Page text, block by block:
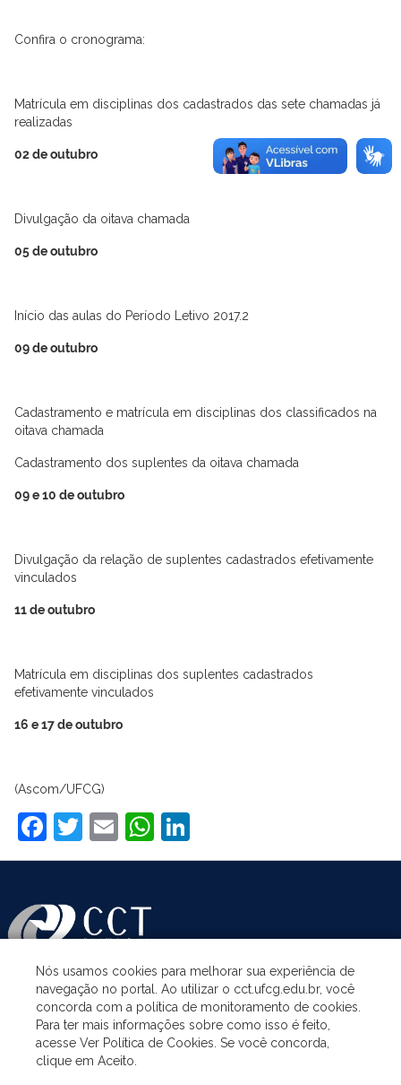
Confira o cronograma:
Matrícula em disciplinas dos cadastrados das sete chamadas já
realizadas
02 de outubro
Divulgação da oitava chamada
05 de outubro
Início das aulas do Período Letivo 2017.2
09 de outubro
Cadastramento e matrícula em disciplinas dos classificados na
oitava chamada
Cadastramento dos suplentes da oitava chamada
09 e 10 de outubro
Divulgação da relação de suplentes cadastrados efetivamente
vinculados
11 de outubro
Matrícula em disciplinas dos suplentes cadastrados
efetivamente vinculados
16 e 17 de outubro
(Ascom/UFCG)
Facebook
Twitter
EmailWhatsApp
ASSUNTOS
ACESSO À INFORMAÇÃO
Nós usamos cookies para melhorar sua experiência de
navegação no portal. Ao utilizar o cct.ufcg.edu.br, você
concorda com a política de monitoramento de cookies.
Para ter mais informações sobre como isso é feito,
acesse Ver Política de Cookies. Se você concorda,
clique em Aceito.